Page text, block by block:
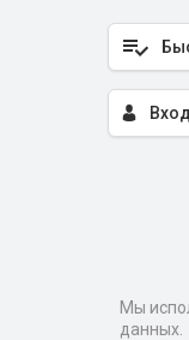
Мы
данных.